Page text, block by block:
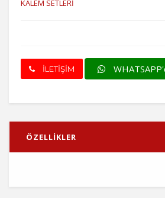
KALEM SETLERİ
İLETİŞİM
ÖZELLİKLER